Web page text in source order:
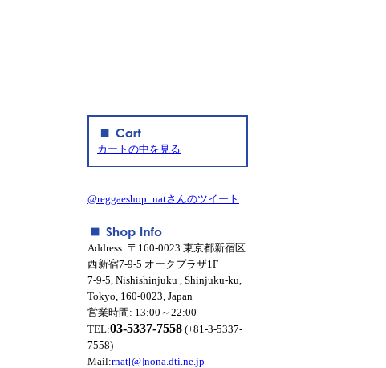
カートの中を見る
@reggaeshop_natさんのツイート
Address: 〒160-0023 東京都新宿区
西新宿7-9-5 オークプラザ1F
7-9-5, Nishishinjuku , Shinjuku-ku,
Tokyo, 160-0023, Japan
営業時間: 13:00～22:00
TEL:03-5337-7558 (+81-3-5337-
7558)
Mail:rnat[@]nona.dti.ne.jp